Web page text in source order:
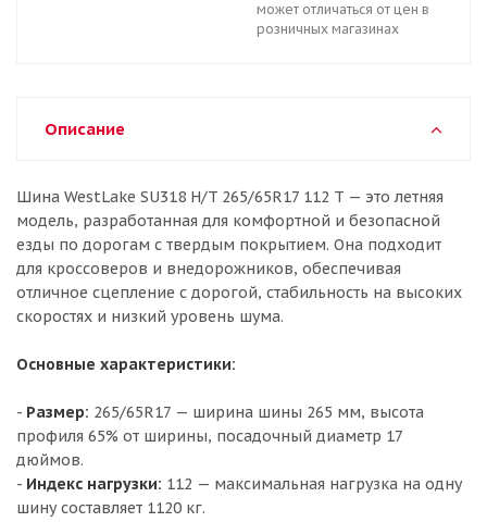
может отличаться от цен в
розничных магазинах
Описание
Шина WestLake SU318 H/T 265/65R17 112 T — это летняя
модель, разработанная для комфортной и безопасной
езды по дорогам с твердым покрытием. Она подходит
для кроссоверов и внедорожников, обеспечивая
отличное сцепление с дорогой, стабильность на высоких
скоростях и низкий уровень шума.
Основные характеристики:
- Размер: 265/65R17 — ширина шины 265 мм, высота
профиля 65% от ширины, посадочный диаметр 17
дюймов.
- Индекс нагрузки: 112 — максимальная нагрузка на одну
шину составляет 1120 кг.